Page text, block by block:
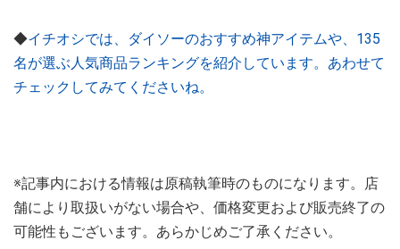
◆イチオシでは、ダイソーのおすすめ神アイテムや、135
名が選ぶ人気商品ランキングを紹介しています。あわせて
チェックしてみてくださいね。
※記事内における情報は原稿執筆時のものになります。店
舗により取扱いがない場合や、価格変更および販売終了の
可能性もございます。あらかじめご了承ください。